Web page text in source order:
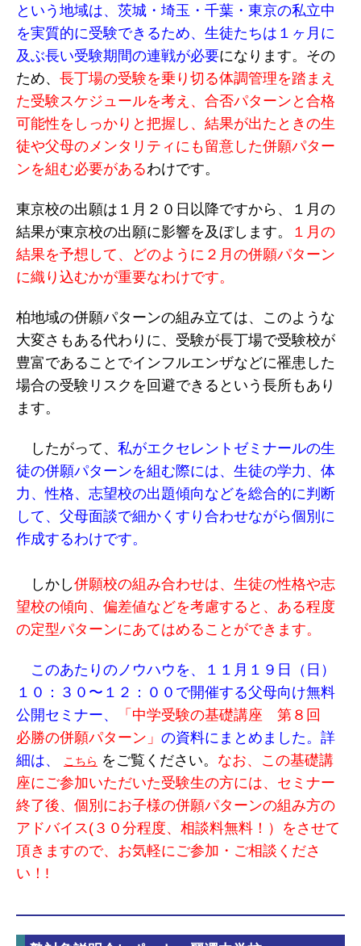
という地域は、茨城・埼玉・千葉・東京の私立中
を実質的に受験できるため、生徒たちは１ヶ月に
及ぶ長い受験期間の連戦が必要になります。その
ため、 長丁場の受験を乗り切る体調管理を踏まえ
た受験スケジュールを考え、合否パターンと合格
可能性をしっかりと把握し、結果が出たときの生
徒や父母のメンタリティにも留意した併願パター
ンを組む必要があるわけです。
東京校の出願は１月２０日以降ですから、１月の
結果が東京校の出願に影響を及ぼします。
１月の
結果を予想して、どのように２月の併願パターン
に織り込むかが重要なわけです。
柏地域の併願パターンの組み立ては、このような
大変さもある代わりに、受験が長丁場で受験校が
豊富であることでインフルエンザなどに罹患した
場合の受験リスクを回避できるという長所もあり
ます。
したがって、 私がエクセレントゼミナールの生
徒の併願パターンを組む際には、生徒の学力、体
力、性格、志望校の出題傾向などを総合的に判断
して、父母面談で細かくすり合わせながら個別に
作成するわけです。
しかし併願校の組み合わせは、生徒の性格や志
望校の傾向、偏差値などを考慮すると、ある程度
の定型パターンにあてはめることができます。
このあたりのノウハウを、１１月１９日（日）
１０：３０〜１２：００で開催する父母向け無料
公開セミナー、
「中学受験の基礎講座 第８回
必勝の併願パターン」 の資料にまとめました。詳
細は、
こちら をご覧ください。 なお、この基礎講
座にご参加いただいた受験生の方には、セミナー
終了後、個別にお子様の併願パターンの組み方の
アドバイス(３０分程度、相談料無料！）をさせて
頂きますので、お気軽にご参加・ご相談くださ
い！!